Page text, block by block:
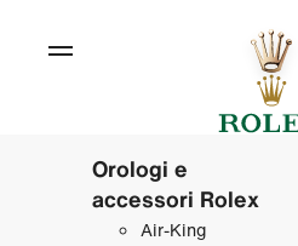
Orologi e
accessori Rolex
Air‑King